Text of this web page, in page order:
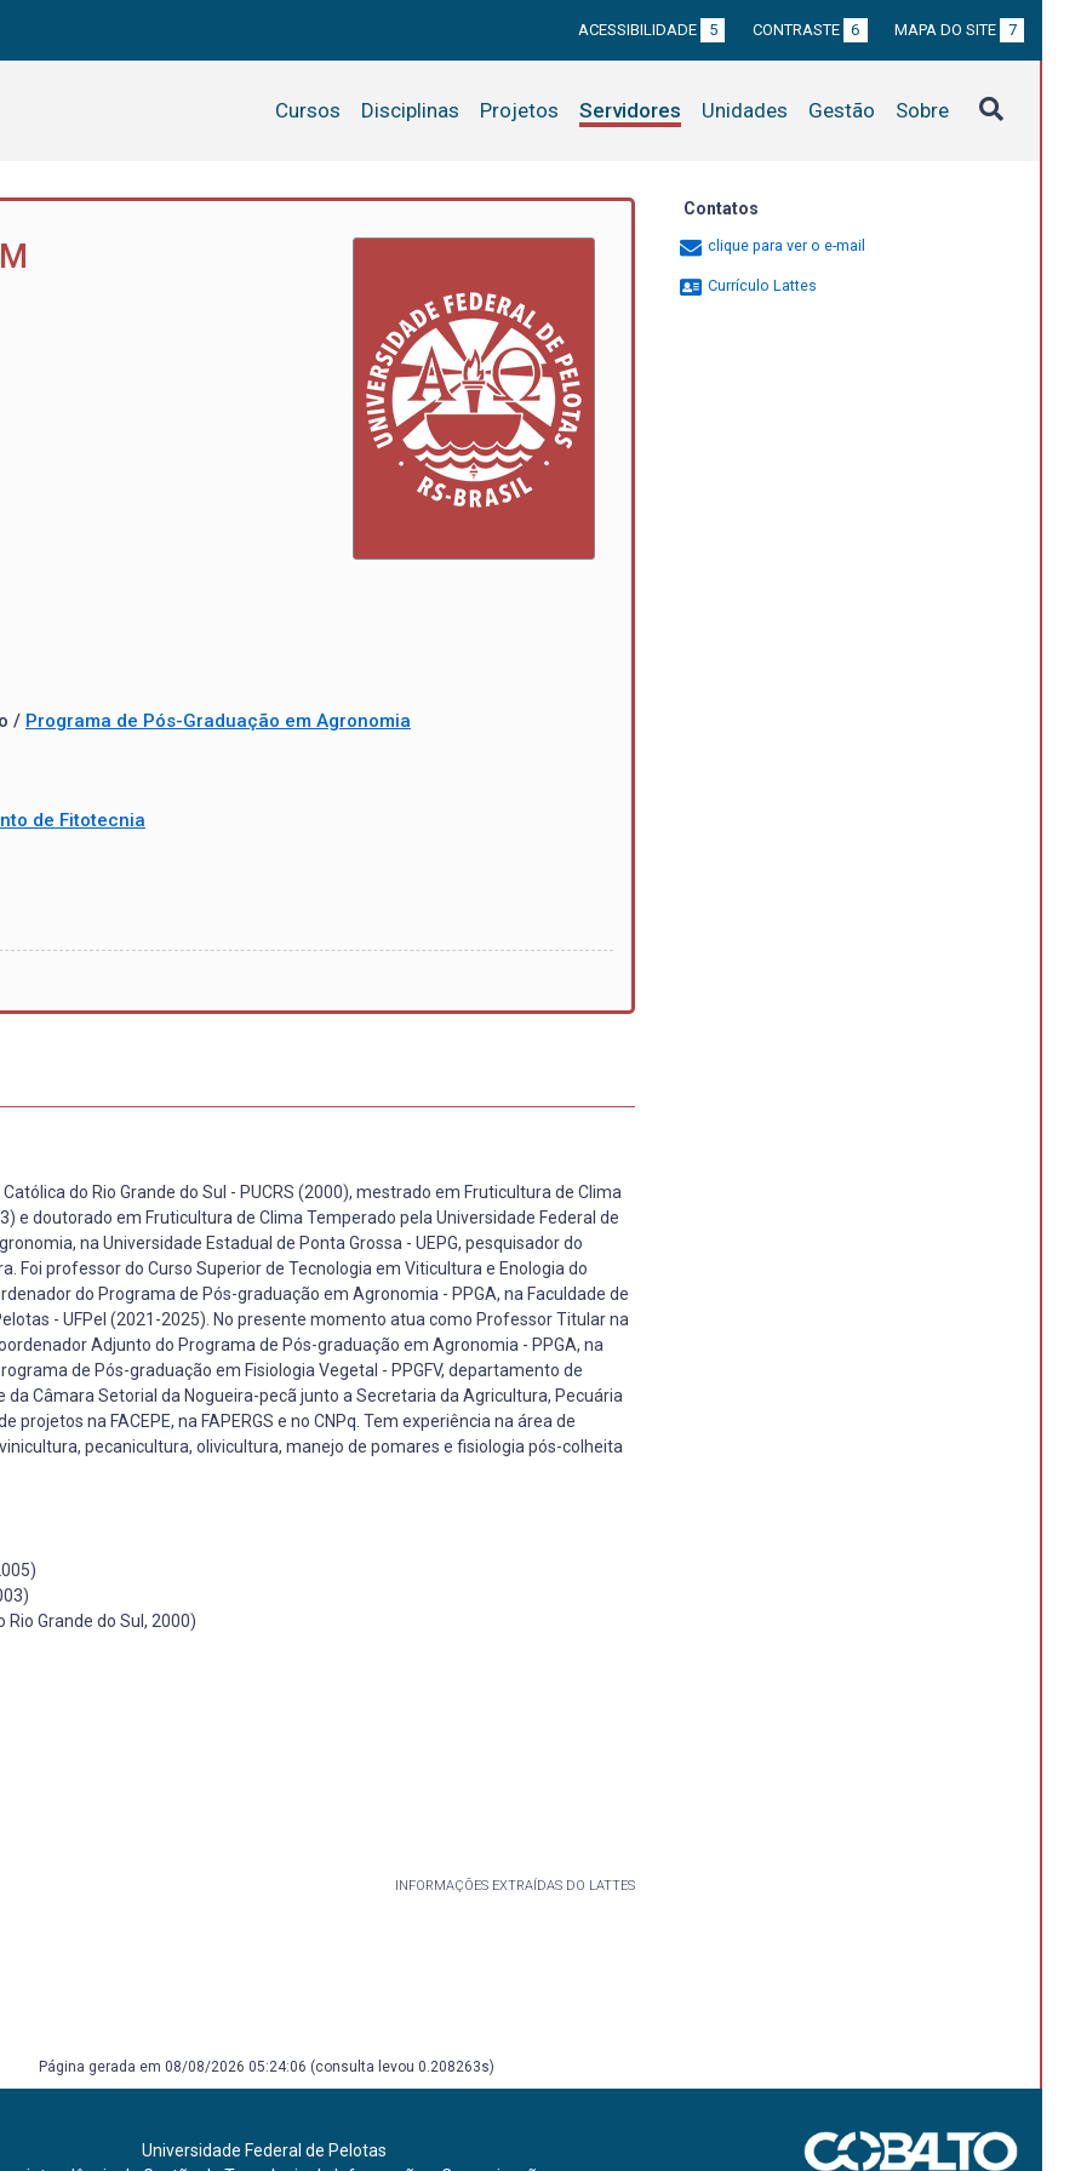
ACESSIBILIDADE 5 CONTRASTE 6 MAPA DO SITE 7
Cursos Disciplinas Projetos Servidores Unidades Gestão Sobre
/ Programa de Pós-Graduação em Agronomia
de Fitotecnia
do Rio Grande do Sul - PUCRS (2000), mestrado em Fruticultura de Clima
e doutorado em Fruticultura de Clima Temperado pela Universidade Federal de
na Universidade Estadual de Ponta Grossa - UEPG, pesquisador do
Foi professor do Curso Superior de Tecnologia em Viticultura e Enologia do
do Programa de Pós-graduação em Agronomia - PPGA, na Faculdade de
- UFPel (2021-2025). No presente momento atua como Professor Titular na
Adjunto do Programa de Pós-graduação em Agronomia - PPGA, na
de Pós-graduação em Fisiologia Vegetal - PPGFV, departamento de
da Câmara Setorial da Nogueira-pecã junto a Secretaria da Agricultura, Pecuária
na FACEPE, na FAPERGS e no CNPq. Tem experiência na área de
pecanicultura, olivicultura, manejo de pomares e fisiologia pós-colheita
Grande do Sul, 2000)
INFORMAÇÕES EXTRAÍDAS DO LATTES
Contatos
clique para ver o e-mail
Currículo Lattes
Página gerada em 08/08/2026 05:24:06 (consulta levou 0.208263s)
Universidade Federal de Pelotas